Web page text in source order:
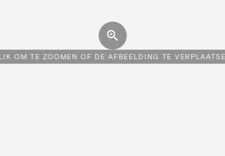
OM TE ZOOMEN OF DE AFBEELDING TE